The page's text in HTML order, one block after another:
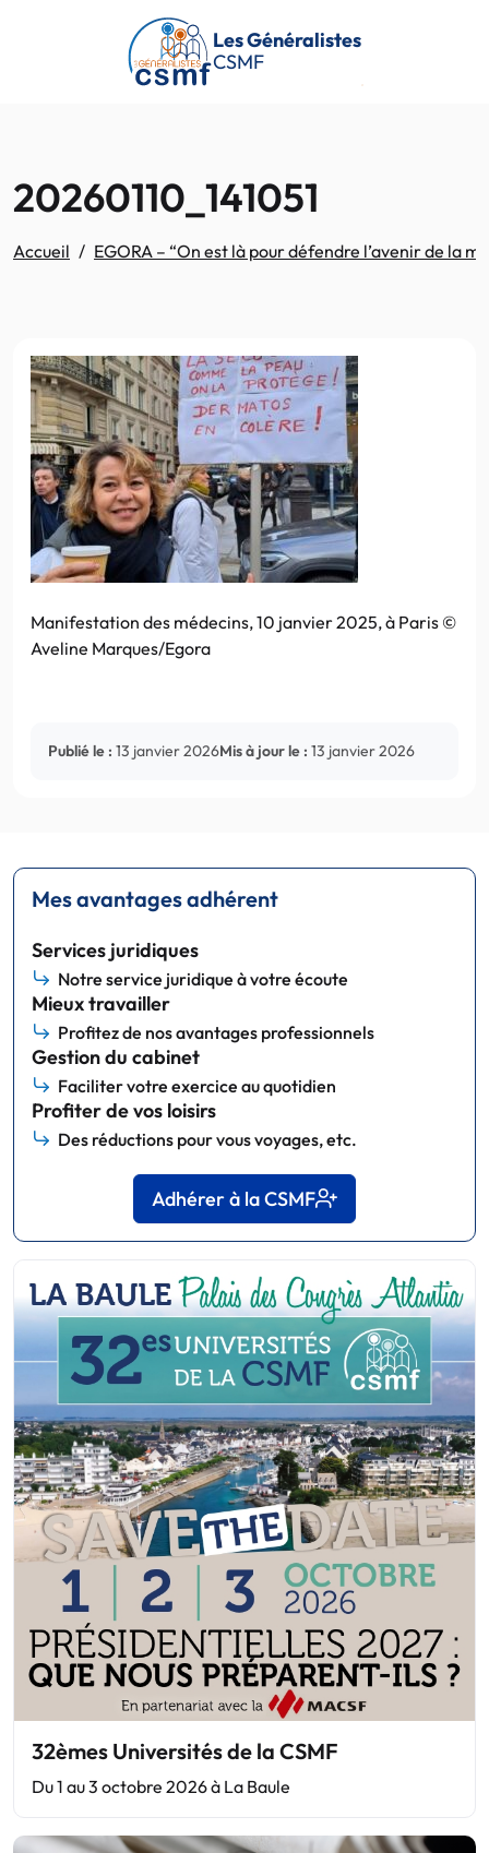
Passer au contenu principal
Les Généralistes
CSMF
20260110_141051
Accueil EGORA – “On est là pour défendre l’avenir de la
Manifestation des médecins, 10 janvier 2025, à Paris ©
Aveline Marques/Egora
Publié le : 13 janvier 2026Mis à jour le : 13 janvier 2026
Mes avantages adhérent
Services juridiques
Notre service juridique à votre écoute
Mieux travailler
Profitez de nos avantages professionnels
Gestion du cabinet
Faciliter votre exercice au quotidien
Profiter de vos loisirs
Des réductions pour vous voyages, etc.
Adhérer à la CSMF
32èmes Universités de la CSMF
Du 1 au 3 octobre 2026 à La Baule